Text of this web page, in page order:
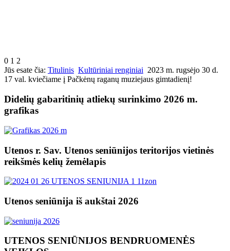
0 1 2
Jūs esate čia: Titulinis Kultūriniai renginiai 2023 m. rugsėjo 30 d.
17 val. kviečiame į Pačkėnų raganų muziejaus gimtadienį!
Didelių gabaritinių atliekų surinkimo 2026 m.
grafikas
Utenos r. Sav. Utenos seniūnijos teritorijos vietinės
reikšmės kelių žemėlapis
Utenos seniūnija iš aukštai 2026
UTENOS SENIŪNIJOS BENDRUOMENĖS